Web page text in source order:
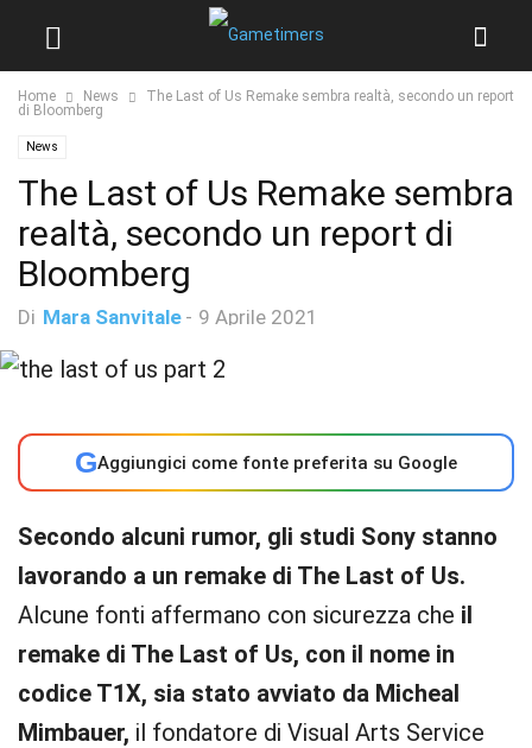
Home News
The Last of Us Remake sembra realtà, secondo un report
di Bloomberg
News
The Last of Us Remake sembra
realtà, secondo un report di
Bloomberg
Di Mara Sanvitale - 9 Aprile 2021
GAggiungici come fonte preferita su Google
Secondo alcuni rumor, gli studi Sony stanno
lavorando a un remake di The Last of Us.
Alcune fonti affermano con sicurezza che il
remake di The Last of Us, con il nome in
codice T1X, sia stato avviato da Micheal
Mimbauer, il fondatore di Visual Arts Service